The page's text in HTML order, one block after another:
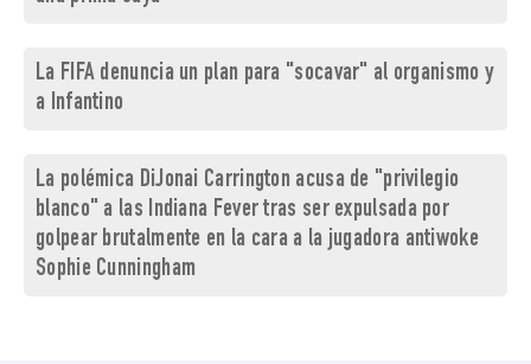
La FIFA denuncia un plan para "socavar" al organismo y
a Infantino
La polémica DiJonai Carrington acusa de "privilegio
blanco" a las Indiana Fever tras ser expulsada por
golpear brutalmente en la cara a la jugadora antiwoke
Sophie Cunningham